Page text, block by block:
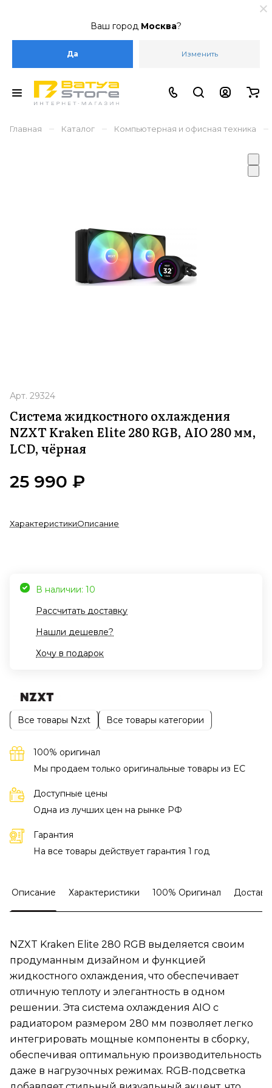
Ваш город Москва?
Да Изменить
Главная – Каталог – Компьютерная и офисная техника –
Арт. 29324
Система жидкостного охлаждения
NZXT Kraken Elite 280 RGB, AIO 280 мм,
LCD, чёрная
25 990 ₽
ХарактеристикиОписание
В наличии: 10
Рассчитать доставку
Нашли дешевле?
Хочу в подарок
Все товары Nzxt Все товары категории
100% оригинал
Мы продаем только оригинальные товары из EC
Доступные цены
Одна из лучших цен на рынке РФ
Гарантия
На все товары действует гарантия 1 год
Описание Характеристики 100% Оригинал
NZXT Kraken Elite 280 RGB выделяется своим
продуманным дизайном и функцией
жидкостного охлаждения, что обеспечивает
отличную теплоту и элегантность в одном
решении. Эта система охлаждения AIO с
радиатором размером 280 мм позволяет легко
интегрировать мощные компоненты в сборку,
обеспечивая оптимальную производительность
даже в нагрузочных режимах. RGB-подсветка